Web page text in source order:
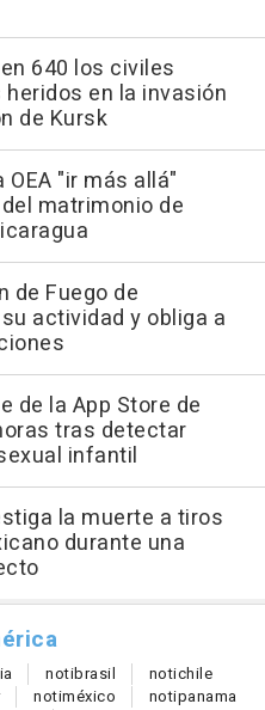
640 los civiles
en la invasión
de Kursk
OEA "ir más allá"
matrimonio de
de Fuego de
actividad y obliga a
de la App Store de
tras detectar
infantil
la muerte a tiros
durante una
notibrasil notichile
notiméxico notipanama